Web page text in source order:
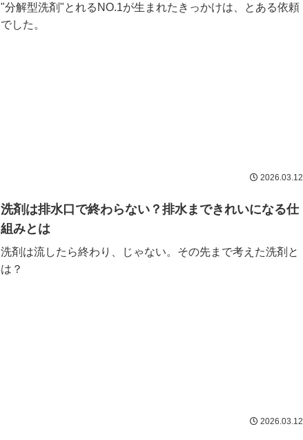
"分解型洗剤"とれるNO.1が生まれたきっかけは、とある依頼
でした。
2026.03.12
洗剤は排水口で終わらない？排水まできれいになる仕
組みとは
洗剤は流したら終わり、じゃない。その先まで考えた洗剤と
は？
2026.03.12